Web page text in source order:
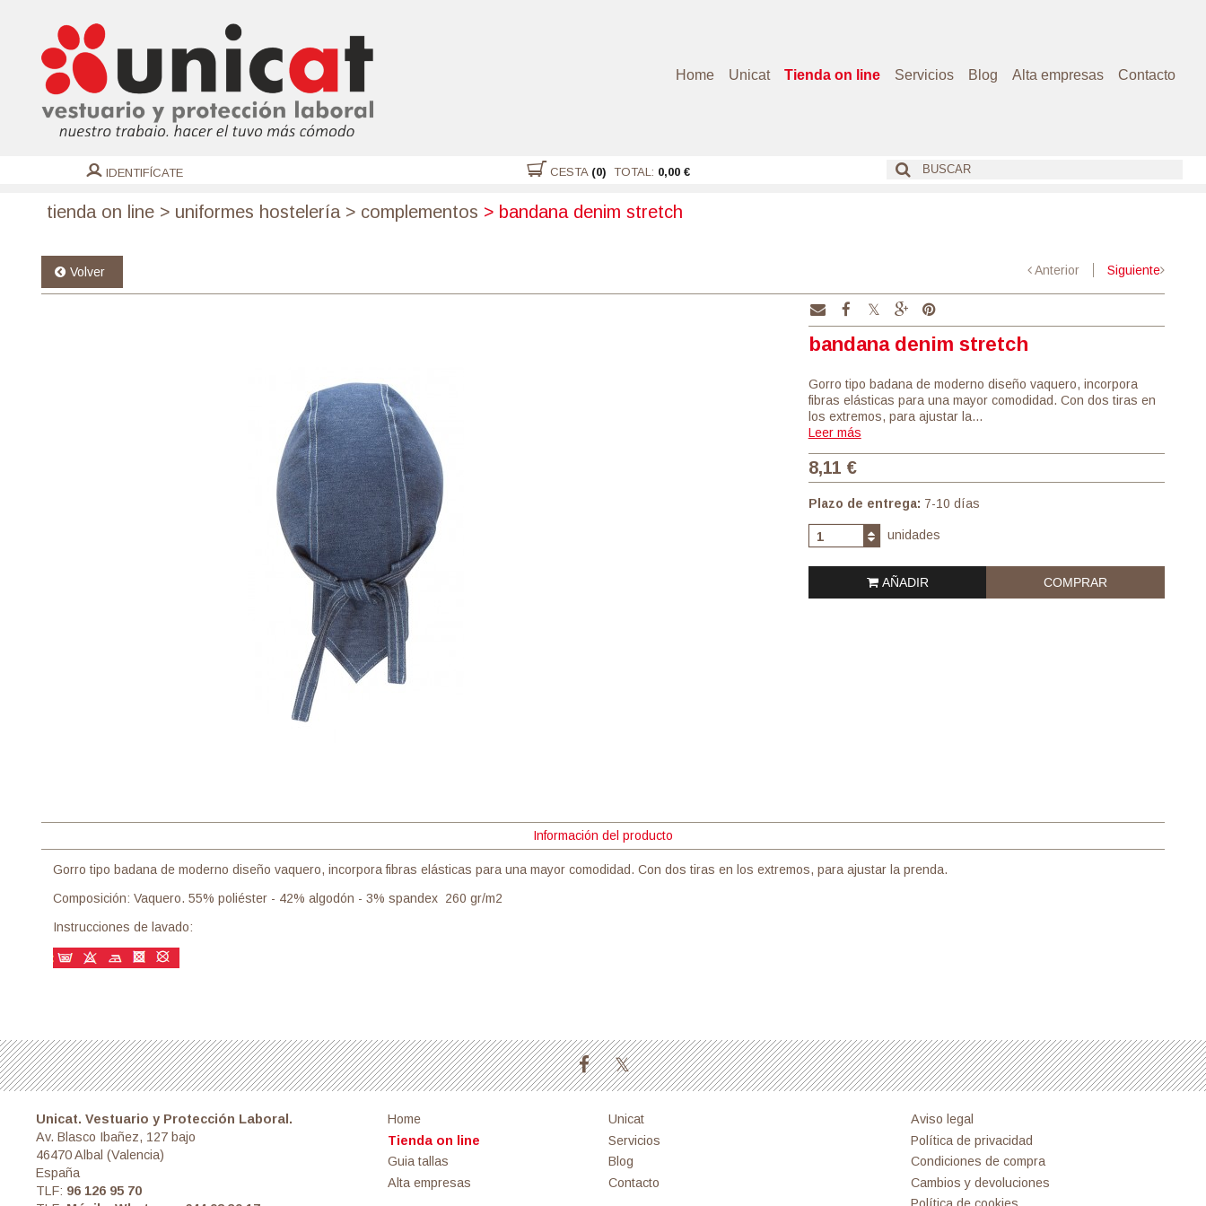
Home Unicat Tienda on line Servicios Blog Alta empresas Contacto
IDENTIFÍCATE CESTA (0) TOTAL: 0,00 €
tienda on line > uniformes hostelería > complementos > bandana denim stretch
Volver Anterior Siguiente
bandana denim stretch
Gorro tipo badana de moderno diseño vaquero, incorpora
fibras elásticas para una mayor comodidad. Con dos tiras en
los extremos, para ajustar la…
Leer más
8,11 €
Plazo de entrega: 7-10 días
1 unidades
AÑADIR COMPRAR
Información del producto
Gorro tipo badana de moderno diseño vaquero, incorpora fibras elásticas para una mayor comodidad. Con dos tiras en los extremos, para ajustar la prenda.
Composición: Vaquero. 55% poliéster - 42% algodón - 3% spandex 260 gr/m2
Instrucciones de lavado:
Unicat. Vestuario y Protección Laboral.
Av. Blasco Ibañez, 127 bajo
46470 Albal (Valencia)
España
TLF: 96 126 95 70
Home
Unicat
Tienda on line
Servicios
Guia tallas
Blog
Alta empresas
Contacto
Aviso legal
Política de privacidad
Condiciones de compra
Cambios y devoluciones